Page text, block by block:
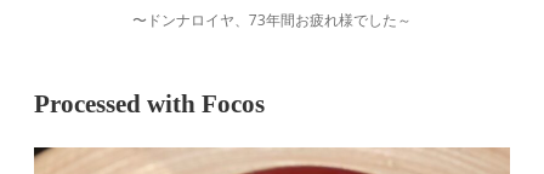
ま
す
〜ドンナロイヤ、73年間お疲れ様でした～
Processed with Focos